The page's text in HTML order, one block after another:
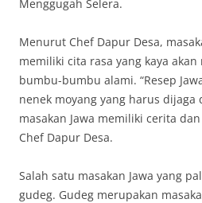
Menggugah Selera.
Menurut Chef Dapur Desa,
memiliki cita rasa yang kaya
bumbu-bumbu alami. “Resep
nenek moyang yang harus dijaga
masakan Jawa memiliki cerita
Chef Dapur Desa.
Salah satu masakan Jawa yang
gudeg. Gudeg merupakan